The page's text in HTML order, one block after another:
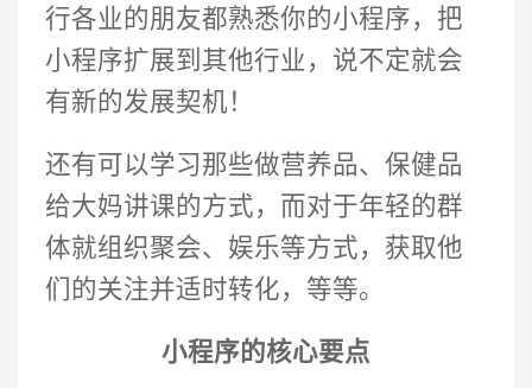
行各业的朋友都熟悉你的小程序，把
小程序扩展到其他行业，说不定就会
有新的发展契机！
还有可以学习那些做营养品、保健品
给大妈讲课的方式，而对于年轻的群
体就组织聚会、娱乐等方式，获取他
们的关注并适时转化，等等。
小程序的核心要点